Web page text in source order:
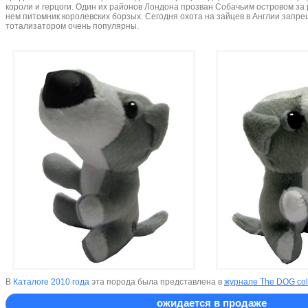
короли и герцоги. Один их районов Лондона прозван Собачьим островом
нем питомник королевских борзых. Сегодня охота на зайцев в Англии
тотализатором очень популярны.
В Каталоге 2010 года эта порода была представлена в журнале The DOG
ожидается в продаже